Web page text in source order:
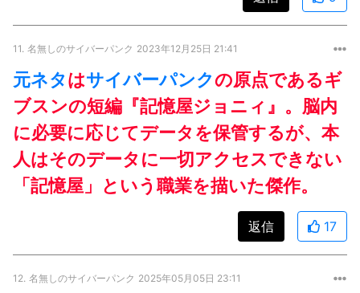
11. 名無しのサイバーパンク 2023年12月25日 21:41
元ネタはサイバーパンクの原点であるギ
ブスンの短編『記憶屋ジョニィ』。脳内
に必要に応じてデータを保管するが、本
人はそのデータに一切アクセスできない
「記憶屋」という職業を描いた傑作。
返信 17
12. 名無しのサイバーパンク 2025年05月05日 23:11